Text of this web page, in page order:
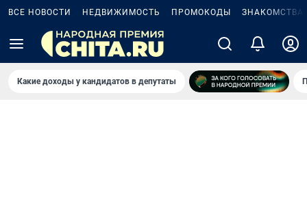
ВСЕ НОВОСТИ НЕДВИЖИМОСТЬ ПРОМОКОДЫ ЗНАКОМСТВА
Какие доходы у кандидатов в депутаты